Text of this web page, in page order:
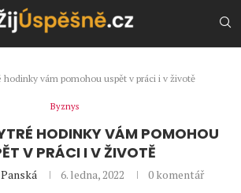
hodinky vám pomohou uspět v práci i v životě
Byznys
HODINKY VÁM POMOHOU
V PRÁCI I V ŽIVOTĚ
6. ledna, 2022 0 komentář